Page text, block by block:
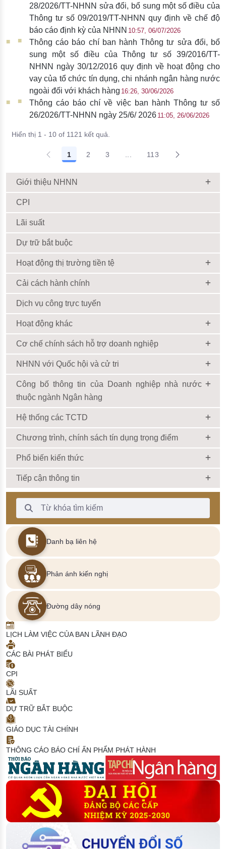
28/2026/TT-NHNN sửa đổi, bổ sung một số điều của
Thông tư số 09/2019/TT-NHNN quy định về chế độ
báo cáo định kỳ của NHNN 10:57, 06/07/2026
Thông cáo báo chí ban hành Thông tư sửa đổi, bổ
sung một số điều của Thông tư số 39/2016/TT-
NHNN ngày 30/12/2016 quy định về hoạt động cho
vay của tổ chức tín dụng, chi nhánh ngân hàng nước
ngoài đối với khách hàng​​​ 16:26, 30/06/2026
Thông cáo báo chí về việc ban hành Thông tư số
26/2026/TT-NHNN ngày 25/6/ 2026 11:05, 26/06/2026
Hiển thị 1 - 10 of 1121 kết quả.
1 2 3 113
Giới thiệu NHNN
CPI
Lãi suất
Dự trữ bắt buộc
Hoạt động thị trường tiền tệ
Cải cách hành chính
Dịch vụ công trực tuyến
Hoạt động khác
Cơ chế chính sách hỗ trợ doanh nghiệp
NHNN với Quốc hội và cử tri
Công bố thông tin của Doanh nghiệp nhà nước
thuộc ngành Ngân hàng
Hệ thống các TCTD
Chương trình, chính sách tín dụng trọng điểm
Phổ biến kiến thức
Tiếp cận thông tin
Thanh Tìm kiếm
Danh bạ liên hệ
Phản ánh kiến nghị
Đường dây nóng
LỊCH LÀM VIỆC CỦA BAN LÃNH ĐẠO
CÁC BÀI PHÁT BIỂU
CPI
LÃI SUẤT
DỰ TRỮ BẮT BUỘC
GIÁO DỤC TÀI CHÍNH
THÔNG CÁO BÁO CHÍ ẤN PHẨM PHÁT HÀNH